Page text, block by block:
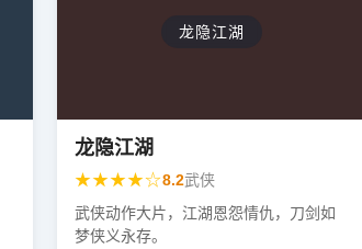
龙隐江湖
龙隐江湖
★★★★☆8.2武侠
武侠动作大片，江湖恩怨情仇，刀剑如
梦侠义永存。